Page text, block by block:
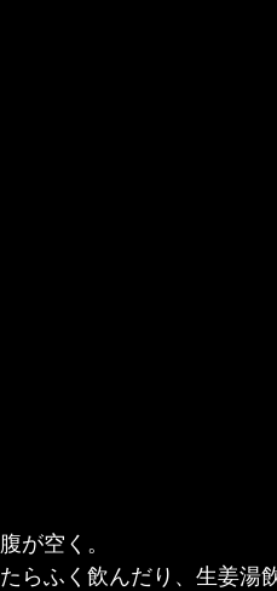
が空く。
らふく飲んだり、生姜湯